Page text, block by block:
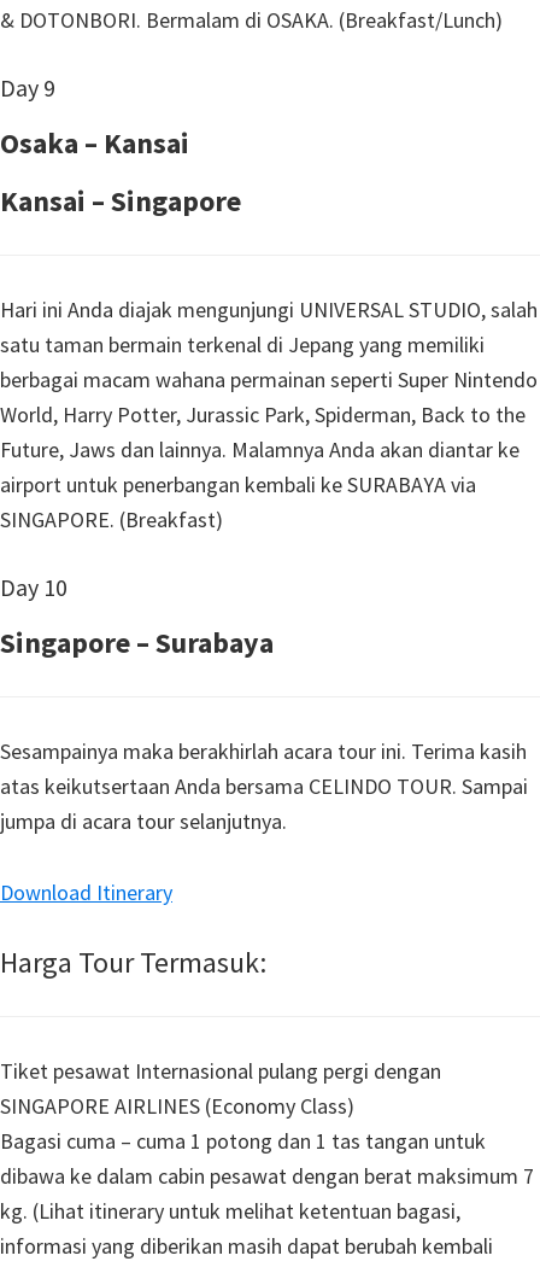
& DOTONBORI. Bermalam di OSAKA. (Breakfast/Lunch)
Day 9
Osaka – Kansai
Kansai – Singapore
Hari ini Anda diajak mengunjungi UNIVERSAL STUDIO, salah
satu taman bermain terkenal di Jepang yang memiliki
berbagai macam wahana permainan seperti Super Nintendo
World, Harry Potter, Jurassic Park, Spiderman, Back to the
Future, Jaws dan lainnya. Malamnya Anda akan diantar ke
airport untuk penerbangan kembali ke SURABAYA via
SINGAPORE. (Breakfast)
Day 10
Singapore – Surabaya
Sesampainya maka berakhirlah acara tour ini. Terima kasih
atas keikutsertaan Anda bersama CELINDO TOUR. Sampai
jumpa di acara tour selanjutnya.
Download Itinerary
Harga Tour Termasuk:
Tiket pesawat Internasional pulang pergi dengan
SINGAPORE AIRLINES (Economy Class)
Bagasi cuma – cuma 1 potong dan 1 tas tangan untuk
dibawa ke dalam cabin pesawat dengan berat maksimum 7
kg. (Lihat itinerary untuk melihat ketentuan bagasi,
informasi yang diberikan masih dapat berubah kembali